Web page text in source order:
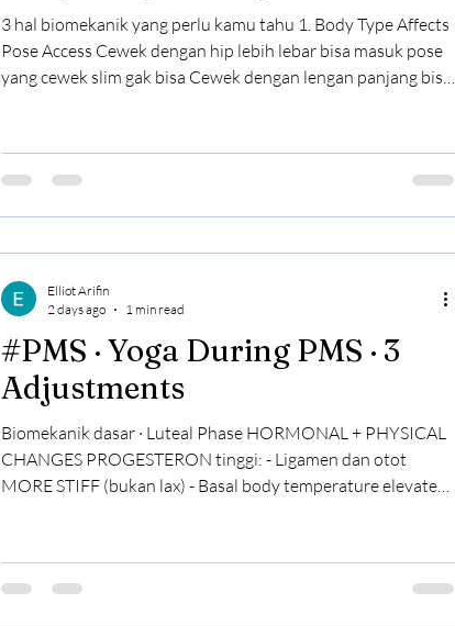
3 hal biomekanik yang perlu kamu tahu 1. Body Type Affects
Pose Access Cewek dengan hip lebih lebar bisa masuk pose
yang cewek slim gak bisa Cewek dengan lengan panjang bisa
orang lain 2. "Fleksibel = Sehat" Salah Kaprah Cewek yang
hypermobile justru risk cedera lebih tinggi Beban body kamu
#PMS · Yoga During PMS · 3
Adjustments
Biomekanik dasar · Luteal Phase HORMONAL + PHYSICAL
CHANGES PROGESTERON tinggi: - Ligamen dan otot
MORE STIFF (bukan lax) - Basal body temperature elevated -
slightly higher The 3 adjustments Adjustment 1 · Reduce
Intensity 30% Body kamu LESS flexible di PMS (progesteron
Elliot Arifin
2 days ago
1 min read